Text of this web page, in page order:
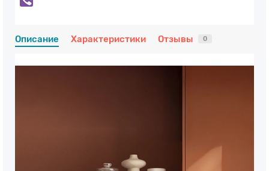
Описание Характеристики Отзывы 0